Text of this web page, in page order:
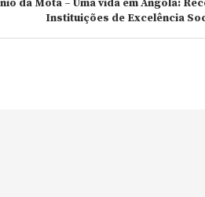
da Mota – Uma vida em Angola:
Instituições de Excelência